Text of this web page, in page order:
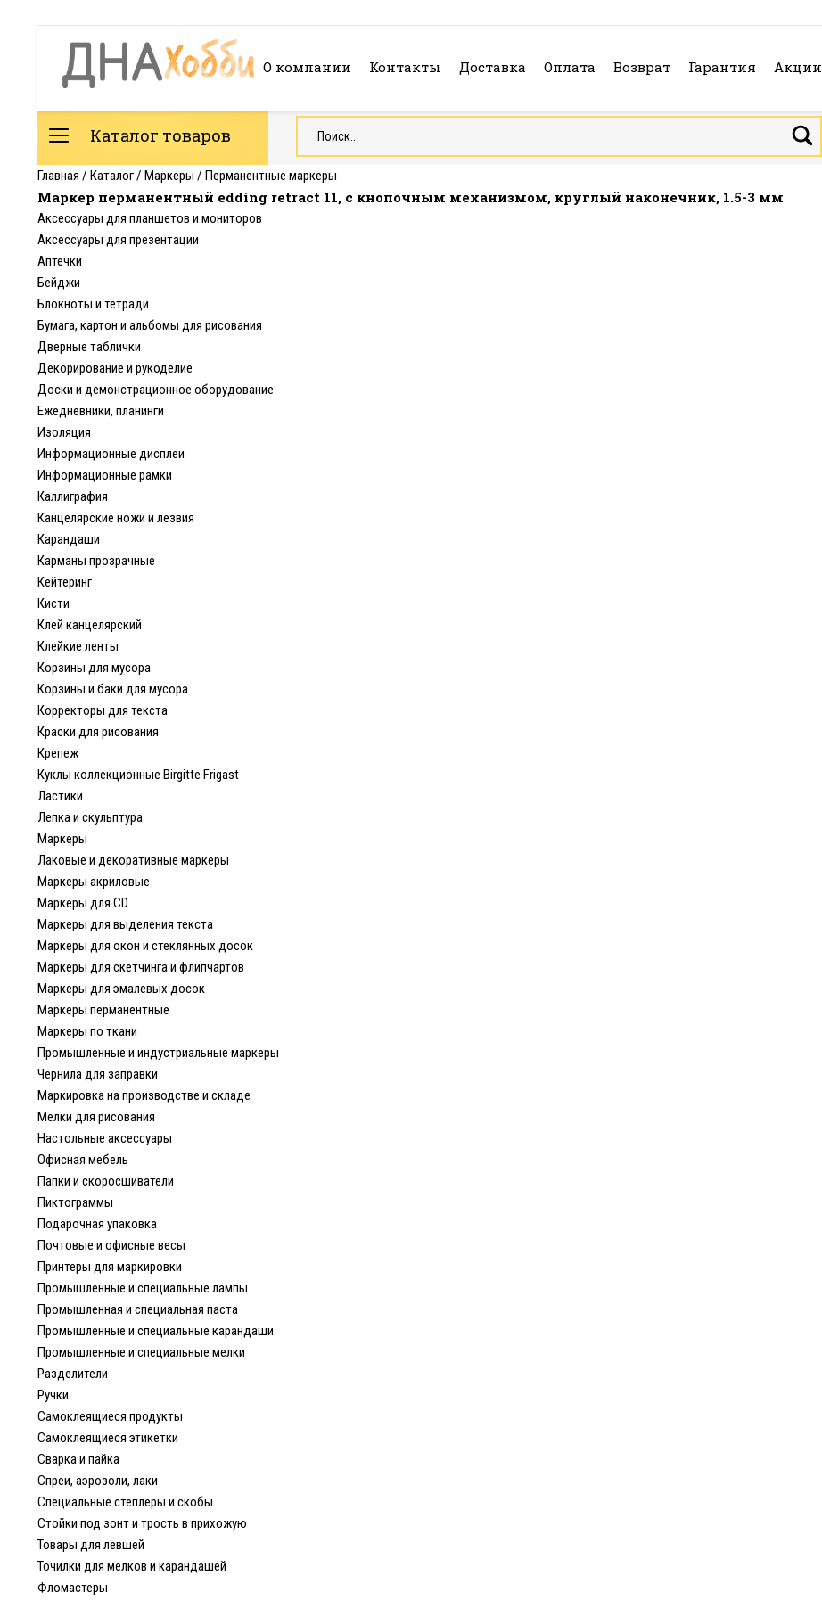
О компании Контакты Доставка Оплата Возврат Гарантия Акции
Каталог товаров
Главная / Каталог/ Маркеры / Перманентные маркеры
Маркер перманентный edding retract 11, c кнопочным механизмом, круглый наконечник, 1.5-3 мм
Аксессуары для планшетов и мониторов
Аксессуары для презентации
Аптечки
Бейджи
Блокноты и тетради
Бумага, картон и альбомы для рисования
Дверные таблички
Декорирование и рукоделие
Доски и демонстрационное оборудование
Ежедневники, планинги
Изоляция
Информационные дисплеи
Информационные рамки
Каллиграфия
Канцелярские ножи и лезвия
Карандаши
Карманы прозрачные
Кейтеринг
Кисти
Клей канцелярский
Клейкие ленты
Корзины для мусора
Корзины и баки для мусора
Корректоры для текста
Краски для рисования
Крепеж
Куклы коллекционные Birgitte Frigast
Ластики
Лепка и скульптура
Маркеры
Лаковые и декоративные маркеры
Маркеры акриловые
Маркеры для CD
Маркеры для выделения текста
Маркеры для окон и стеклянных досок
Маркеры для скетчинга и флипчартов
Маркеры для эмалевых досок
Маркеры перманентные
Маркеры по ткани
Промышленные и индустриальные маркеры
Чернила для заправки
Маркировка на производстве и складе
Мелки для рисования
Настольные аксессуары
Офисная мебель
Папки и скоросшиватели
Пиктограммы
Подарочная упаковка
Почтовые и офисные весы
Принтеры для маркировки
Промышленные и специальные лампы
Промышленная и специальная паста
Промышленные и специальные карандаши
Промышленные и специальные мелки
Разделители
Ручки
Самоклеящиеся продукты
Самоклеящиеся этикетки
Сварка и пайка
Спреи, аэрозоли, лаки
Специальные степлеры и скобы
Стойки под зонт и трость в прихожую
Товары для левшей
Точилки для мелков и карандашей
Фломастеры